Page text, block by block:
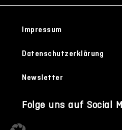
Impressum
Datenschutzerklärung
Newsletter
Folge uns auf Social